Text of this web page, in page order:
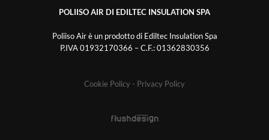
POLIISO AIR DI EDILTEC INSULATION SPA
Poliiso Air è un prodotto di Ediltec Insulation Spa
P.IVA 01932170366 – C.F.: 01362830356
Cookie Policy- Privacy Policy